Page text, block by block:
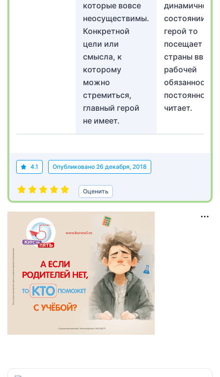
которые вовсе
неосуществимы.
Конкретной
цели или
смысла, к
которому
можно
стремиться,
главный герой
не имеет.
динамичном
состоянии:
герой то
посещает
страны ввиду
рабочей
обязанности,
постоянно
читает.
4.1 Опубликовано 26 декабря, 2018
Оценить